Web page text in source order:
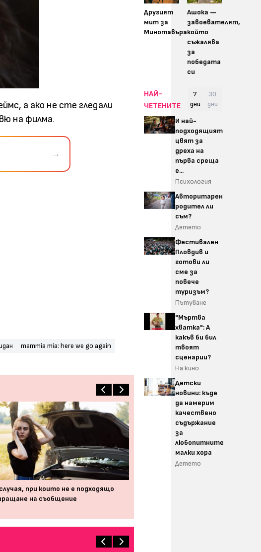
а ако не сте гледали
на филма.
→
mammia mia: here we go again
при които не е подходящо
на съобщение
Другият
мит за
Минотавъра
Ашока —
завоевателят,
който
съжалява
за
победата
си
НАЙ-
ЧЕТЕНИТЕ
7
дни
30
дни
И най-
подходящият
цвят за
дреха на
първа среща
е...
Психология
Авторитарен
родител ли
съм?
Детето
Фестивален
Пловдив и
готови ли
сме за
повече
туризъм?
Пътуване
"Мъртва
хватка": А
какъв би бил
твоят
сценарии?
На кино
Детски
новини: къде
да намерим
качествено
съдържание
за
любопитните
малки хора
Детето